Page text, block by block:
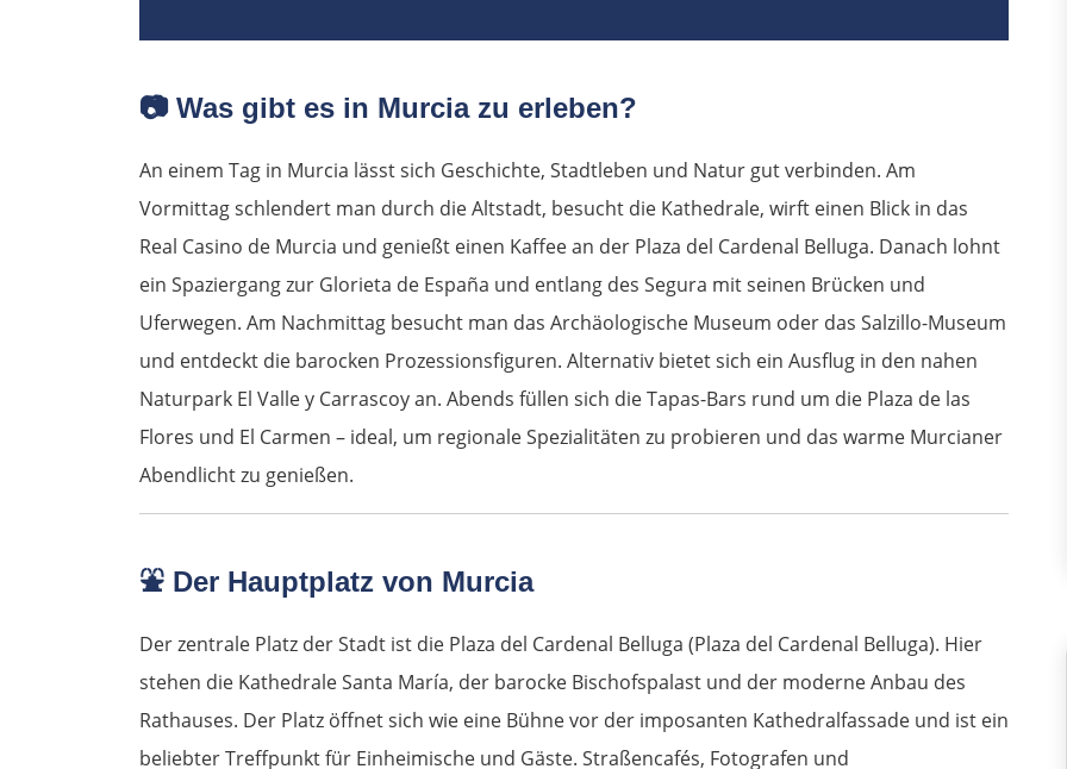
📷Was gibt es in Murcia zu erleben?
An einem Tag in Murcia lässt sich Geschichte, Stadtleben und Natur gut verbinden. Am
Vormittag schlendert man durch die Altstadt, besucht die Kathedrale, wirft einen Blick in das
Real Casino de Murcia und genießt einen Kaffee an der Plaza del Cardenal Belluga. Danach lohnt
ein Spaziergang zur Glorieta de España und entlang des Segura mit seinen Brücken und
Uferwegen. Am Nachmittag besucht man das Archäologische Museum oder das Salzillo-Museum
und entdeckt die barocken Prozessionsfiguren. Alternativ bietet sich ein Ausflug in den nahen
Naturpark El Valle y Carrascoy an. Abends füllen sich die Tapas-Bars rund um die Plaza de las
Flores und El Carmen – ideal, um regionale Spezialitäten zu probieren und das warme Murcianer
Abendlicht zu genießen.
⛲ Der Hauptplatz von Murcia
Der zentrale Platz der Stadt ist die Plaza del Cardenal Belluga (Plaza del Cardenal Belluga). Hier
stehen die Kathedrale Santa María, der barocke Bischofspalast und der moderne Anbau des
Rathauses. Der Platz öffnet sich wie eine Bühne vor der imposanten Kathedralfassade und ist ein
beliebter Treffpunkt für Einheimische und Gäste. Straßencafés, Fotografen und